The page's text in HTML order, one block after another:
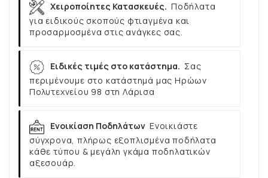
Χειροποίητες Κατασκευές. Ποδήλατα
για ειδικούς σκοπούς φτιαγμένα και
προσαρμοσμένα στις ανάγκες σας.
Ειδικές τιμές στο κατάστημα. Σας
περιμένουμε στο κατάστημά μας Ηρώων
Πολυτεχνείου 98 στη Λάρισα
Ενοικίαση Ποδηλάτων Ενοικιάστε
σύγχρονα, πλήρως εξοπλισμένα ποδήλατα
κάθε τύπου & μεγάλη γκάμα ποδηλατικών
αξεσουάρ.